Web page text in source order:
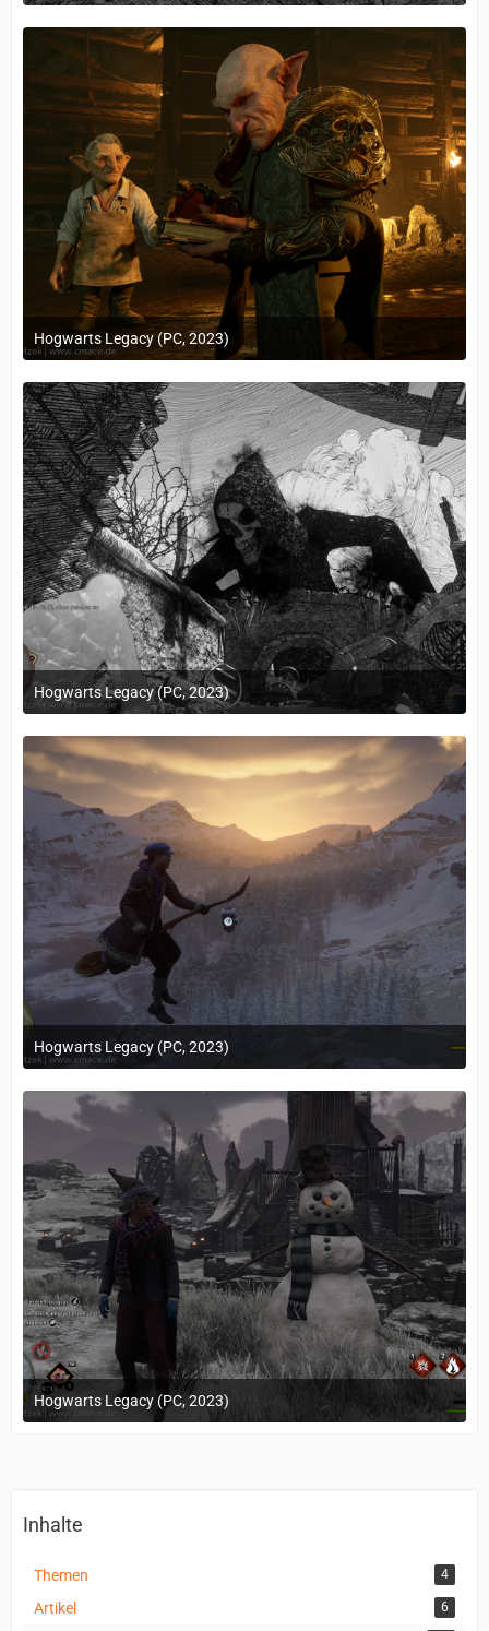
24. Februar 2023 um 10:12
Hogwarts Legacy (PC, 2023)
24. Februar 2023 um 10:12
Hogwarts Legacy (PC, 2023)
24. Februar 2023 um 10:12
Hogwarts Legacy (PC, 2023)
24. Februar 2023 um 10:12
Hogwarts Legacy (PC, 2023)
24. Februar 2023 um 10:12
Inhalte
Themen 4
Artikel 6